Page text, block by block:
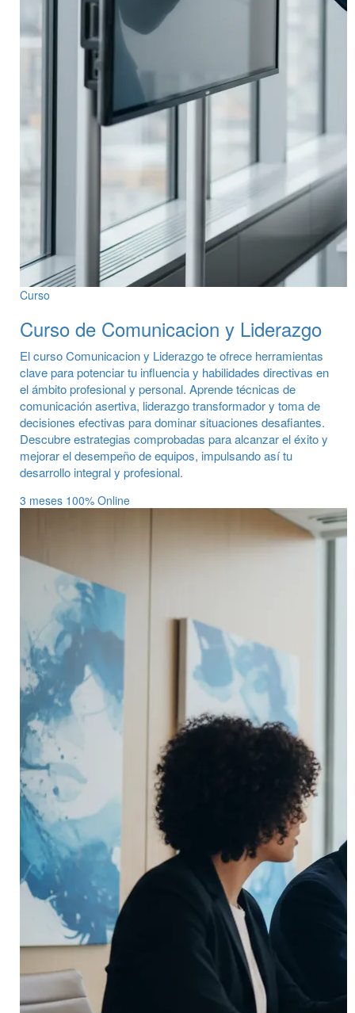
Curso
Curso de Comunicacion y Liderazgo
El curso Comunicacion y Liderazgo te ofrece herramientas
clave para potenciar tu influencia y habilidades directivas en
el ámbito profesional y personal. Aprende técnicas de
comunicación asertiva, liderazgo transformador y toma de
decisiones efectivas para dominar situaciones desafiantes.
Descubre estrategias comprobadas para alcanzar el éxito y
mejorar el desempeño de equipos, impulsando así tu
desarrollo integral y profesional.
3 meses 100% Online